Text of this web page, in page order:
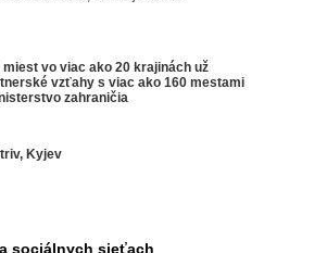
miest vo viac ako 20 krajinách už
vzťahy s viac ako 160 mestami
zahraničia
Kyjev
sociálnych sieťach